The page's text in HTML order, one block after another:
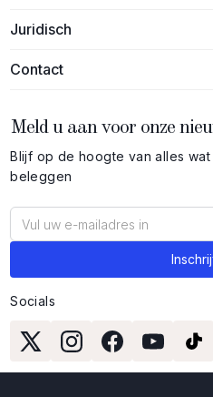
Juridisch
Contact
Meld u aan voor onze
Blijf op de hoogte van alles
beleggen
Socials